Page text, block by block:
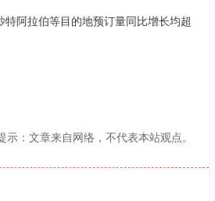
阿拉伯等目的地预订量同比增长均超
示：文章来自网络，不代表本站观点。